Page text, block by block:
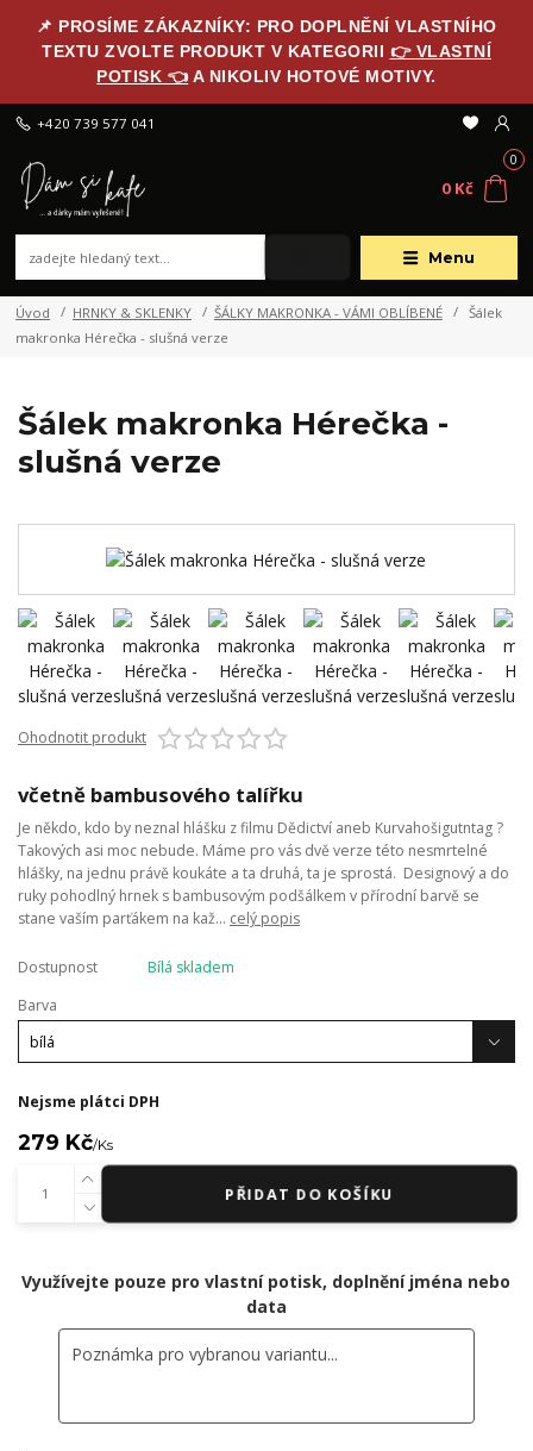
📌 PROSÍME ZÁKAZNÍKY: PRO DOPLNĚNÍ VLASTNÍHO
TEXTU ZVOLTE PRODUKT V KATEGORII 👉 VLASTNÍ
POTISK 👈 A NIKOLIV HOTOVÉ MOTIVY.
Menu
+420 739 577 041
0
0 Kč
Úvod HRNKY & SKLENKY ŠÁLKY MAKRONKA - VÁMI OBLÍBENÉ
Šálek
makronka Hérečka - slušná verze
Šálek makronka Hérečka -
slušná verze
Ohodnotit produkt
včetně bambusového talířku
Je někdo, kdo by neznal hlášku z filmu Dědictví aneb Kurvahošigutntag ?
Takových asi moc nebude. Máme pro vás dvě verze této nesmrtelné
hlášky, na jednu právě koukáte a ta druhá, ta je sprostá. Designový a do
ruky pohodlný hrnek s bambusovým podšálkem v přírodní barvě se
stane vaším parťákem na kaž... celý popis
Dostupnost
Bílá skladem
Barva
Nejsme plátci DPH
279 Kč/Ks
PŘIDAT DO KOŠÍKU
Využívejte pouze pro vlastní potisk, doplnění jména nebo
data